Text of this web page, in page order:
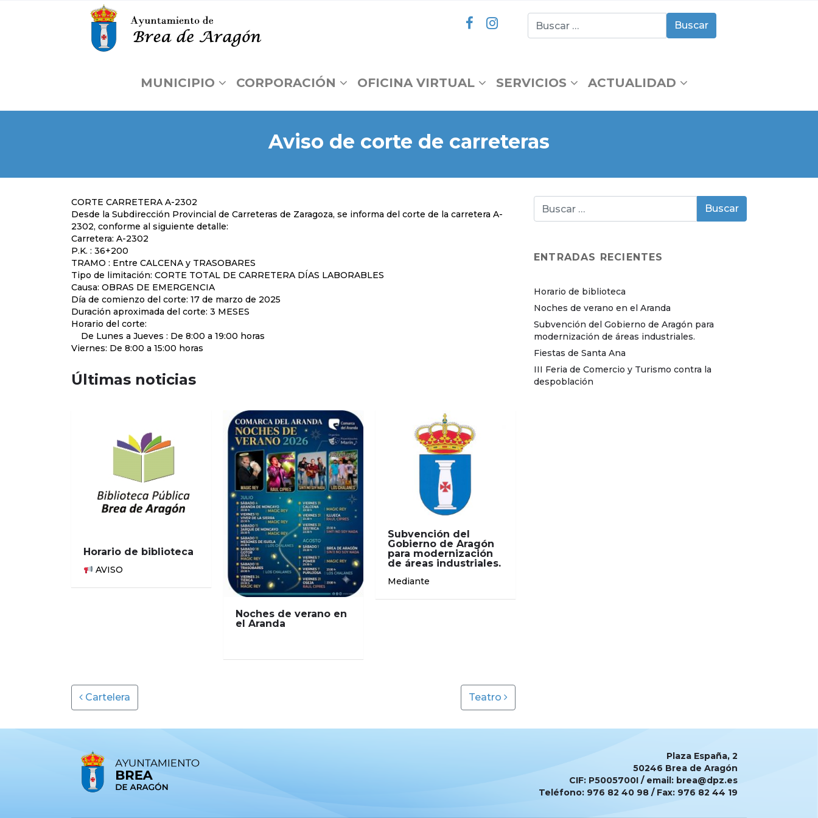
MUNICIPIO CORPORACIÓN OFICINA VIRTUAL SERVICIOS ACTUALIDAD
Aviso de corte de carreteras
CORTE CARRETERA A-2302
Desde la Subdirección Provincial de Carreteras de Zaragoza, se informa del corte de la carretera A-
2302, conforme al siguiente detalle:
Carretera: A-2302
P.K. : 36+200
TRAMO : Entre CALCENA y TRASOBARES
Tipo de limitación: CORTE TOTAL DE CARRETERA DÍAS LABORABLES
Causa: OBRAS DE EMERGENCIA
Día de comienzo del corte: 17 de marzo de 2025
Duración aproximada del corte: 3 MESES
Horario del corte:
De Lunes a Jueves : De 8:00 a 19:00 horas
Viernes: De 8:00 a 15:00 horas
Últimas noticias
Horario de biblioteca
AVISO
Noches de verano en
el Aranda
Subvención del
Gobierno de Aragón
para modernización
de áreas industriales.
Mediante
Post navigation
Cartelera Teatro
ENTRADAS RECIENTES
Horario de biblioteca
Noches de verano en el Aranda
Subvención del Gobierno de Aragón para
modernización de áreas industriales.
Fiestas de Santa Ana
III Feria de Comercio y Turismo contra la
despoblación
Plaza España, 2
50246 Brea de Aragón
CIF: P5005700I / email: brea@dpz.es
Teléfono: 976 82 40 98 / Fax: 976 82 44 19